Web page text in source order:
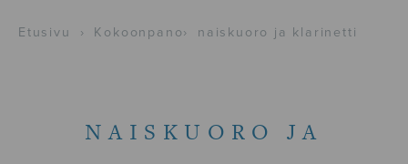
Etusivu › Kokoonpano› naiskuoro ja klarinetti
NAISKUORO JA